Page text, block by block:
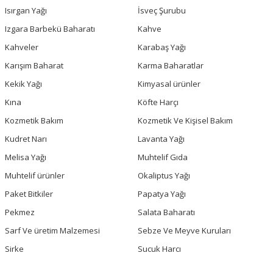
Isırgan Yağı
İsveç Şurubu
Izgara Barbekü Baharatı
Kahve
Kahveler
Karabaş Yağı
Karışım Baharat
Karma Baharatlar
Kekik Yağı
Kimyasal ürünler
Kına
Köfte Harçı
Kozmetik Bakım
Kozmetik Ve Kişisel Bakım
Kudret Narı
Lavanta Yağı
Melisa Yağı
Muhtelif Gıda
Muhtelif ürünler
Okaliptus Yağı
Paket Bitkiler
Papatya Yağı
Pekmez
Salata Baharatı
Sarf Ve üretim Malzemesi
Sebze Ve Meyve Kuruları
Sirke
Sucuk Harcı